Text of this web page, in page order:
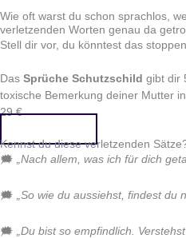
Wie oft warst du schon sprachlos,
verletzenden Worten genau da
Stell dir vor, du könntest das
Das Sprüche Schutzschild gibt dir
toxische Bemerkung deiner Mutter
29 €
Kennst du diese verletzenden Sätze?
🗯️
„Nach allem, was ich für dich
🗯️ „So wie du aussiehst, findest du
🗯️ „Du bist so empfindlich.